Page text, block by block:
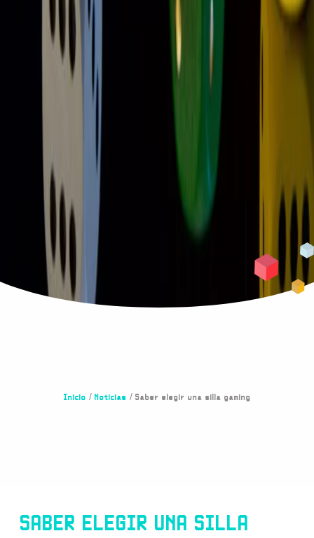
Inicio / Noticias / Saber elegir una silla gaming
SABER ELEGIR UNA SILLA